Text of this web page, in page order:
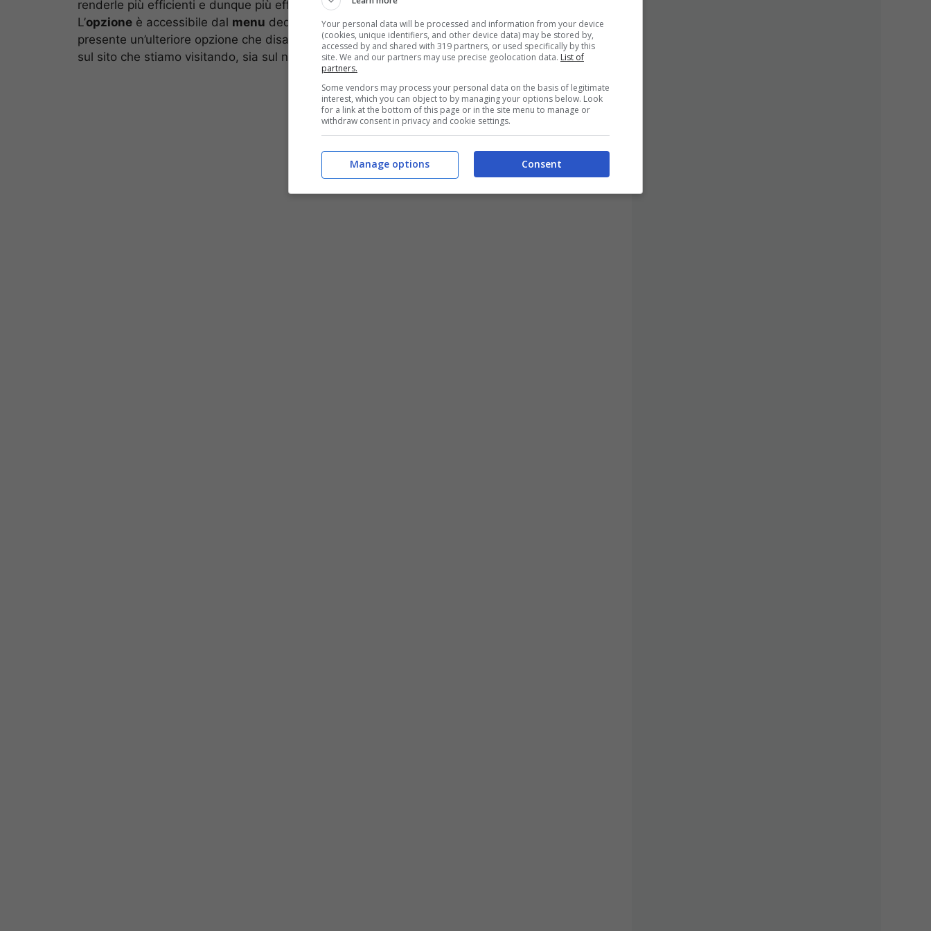
renderle più efficienti e dunque più efficaci sulbrowser stesso
L’opzione è accessibile dal menu dedicato alleestensioni: al tempo stesso sarebbe
presente un’ulteriore opzione che disabilita in automatico tutte leestensioni presentisia
sul sito che stiamo visitando, sia sul nostro
computer.
Your personal data will be processed and information from your device
(cookies, unique identifiers, and other device data) may be stored by,
accessed by and shared with 319 partners, or used specifically by this
site. We and our partners may use precise geolocation data. List of
partners.
Some vendors may process your personal data on the basis of legitimate
interest, which you can object to by managing your options below. Look
for a link at the bottom of this page or in the site menu to manage or
withdraw consent in privacy and cookie settings.
Consent
Manage options